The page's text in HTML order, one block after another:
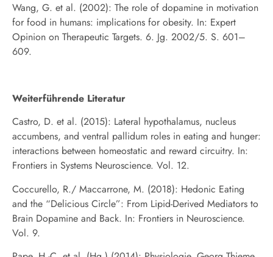
Wang, G. et al. (2002): The role of dopamine in motivation
for food in humans: implications for obesity. In: Expert
Opinion on Therapeutic Targets. 6. Jg. 2002/5. S. 601–
609.
Weiterführende Literatur
Castro, D. et al. (2015): Lateral hypothalamus, nucleus
accumbens, and ventral pallidum roles in eating and hunger:
interactions between homeostatic and reward circuitry. In:
Frontiers in Systems Neuroscience. Vol. 12.
Coccurello, R./ Maccarrone, M. (2018): Hedonic Eating
and the “Delicious Circle”: From Lipid-Derived Mediators to
Brain Dopamine and Back. In: Frontiers in Neuroscience.
Vol. 9.